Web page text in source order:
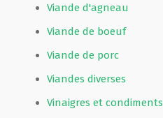
Viande d'agneau
Viande de boeuf
Viande de porc
Viandes diverses
Vinaigres et condiments